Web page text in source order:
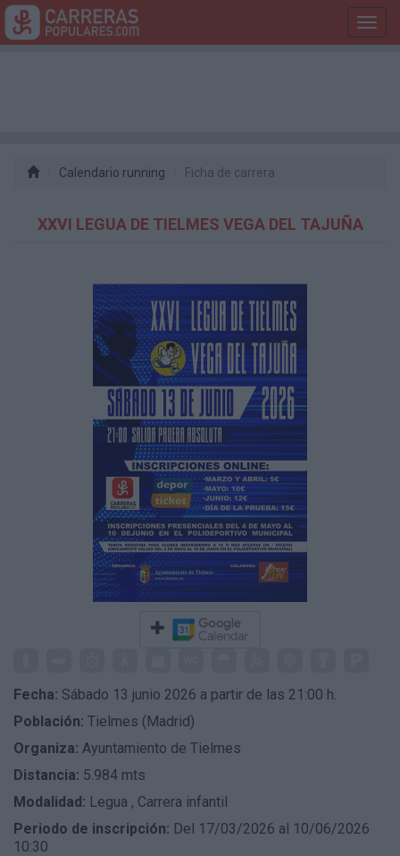
Calendario running Ficha de carrera
XXVI LEGUA DE TIELMES VEGA DEL TAJUÑA
Fecha: Sábado 13 junio 2026 a partir de las 21:00 h.
Población: Tielmes (Madrid)
Organiza: Ayuntamiento de Tielmes
Distancia: 5.984 mts
Modalidad: Legua , Carrera infantil
Periodo de inscripción: Del 17/03/2026 al 10/06/2026
10:30